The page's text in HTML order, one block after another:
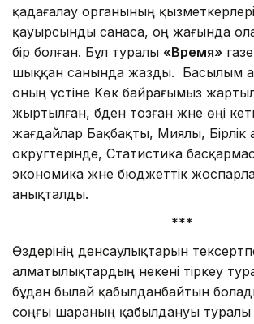
қадағалау органының
қауырсынды санаса, оң жағында
бір болған. Бұл туралы «Время»
шыққан санында жазды. Басылым
оның үстіне Көк байрағымыз
жыртылған, әбден тозған және өңі
жағдайлар Бақбақты, Миялы, Бірлік
округтерінде, Статистика
экономика және бюджеттік
анықталды.
***
Өздерінің денсаулықтарын
алматылықтардың некені тіркеу
бұдан былай қабылданбайтын
соңғы шараның қабылдануы